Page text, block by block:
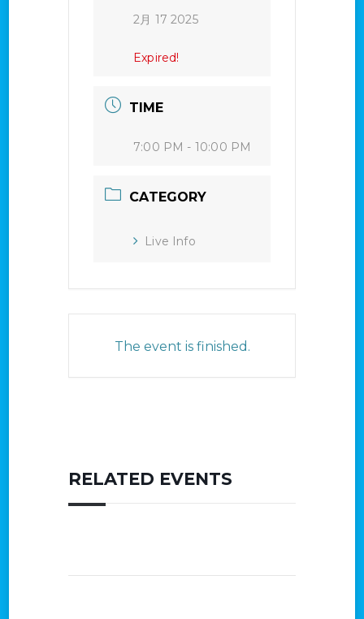
2月 17 2025
Expired!
TIME
7:00 PM - 10:00 PM
CATEGORY
Live Info
The event is finished.
RELATED EVENTS